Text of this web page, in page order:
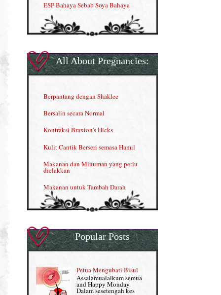
ESP Bahaya Sebab Soya Bahaya
ESP Produk Shaklee Paling HOT
Gla Complex (II)
Herbal Blend the Magic Cream
Nutrisi untuk Ikhtiar Hamil
OMEGA GUARD
Omega Guard: EPA & DHA for kids
OSTEMATRIX
Pantang Larang dalam Pengambilan
Vitamin
Penjagaan Rambut: Prosante Hair Care
Persediaan Haji & Umrah
All About Pregnancies:
Berpantang dengan Shaklee
Bersalin secara Normal
Kontraksi Braxton's Hicks
Kulit Cantik Berseri semasa Hamil
Makanan dan Minuman yang perlu
dielakkan
Makanan untuk Tambah Darah
Masalah HB rendah?
Normal VS Czer
Pemakanan Semasa Hamil
Penyusuan Bayi
Perkembangan Minda Bayi
Popular Posts
Petua Mengubati Bisul
Assalamualaikum semua
and Happy Monday.
Dalam sesetengah kes